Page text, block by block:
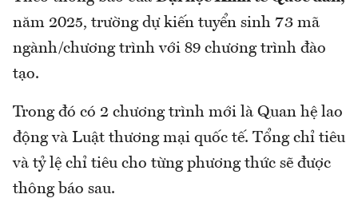
năm 2025, trường dự kiến tuyển sinh 73 mã
ngành/chương trình với 89 chương trình đào
tạo.
Trong đó có 2 chương trình mới là Quan hệ lao
động và Luật thương mại quốc tế. Tổng chỉ tiêu
và tỷ lệ chỉ tiêu cho từng phương thức sẽ được
thông báo sau.